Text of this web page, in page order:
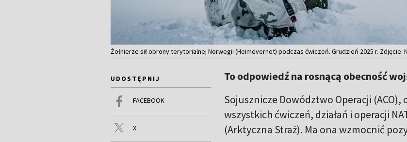
Żołnierze sił obrony terytorialnej Norwegii (Heimevernet) podczas ćwiczeń. Grudzień 2025 r. Zdjęcie:
UDOSTĘPNIJ
FACEBOOK
X
To odpowiedź na rosnącą obecność
Sojusznicze Dowództwo Operacji
wszystkich ćwiczeń, działań i operacji
(Arktyczna Straż). Ma ona wzmocnić